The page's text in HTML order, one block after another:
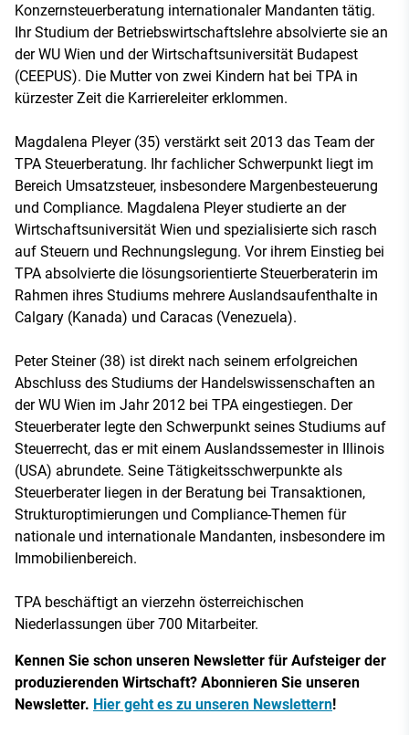
Konzernsteuerberatung internationaler Mandanten tätig.
Ihr Studium der Betriebswirtschaftslehre absolvierte sie an
der WU Wien und der Wirtschaftsuniversität Budapest
(CEEPUS). Die Mutter von zwei Kindern hat bei TPA in
kürzester Zeit die Karriereleiter erklommen.
Magdalena Pleyer (35) verstärkt seit 2013 das Team der
TPA Steuerberatung. Ihr fachlicher Schwerpunkt liegt im
Bereich Umsatzsteuer, insbesondere Margenbesteuerung
und Compliance. Magdalena Pleyer studierte an der
Wirtschaftsuniversität Wien und spezialisierte sich rasch
auf Steuern und Rechnungslegung. Vor ihrem Einstieg bei
TPA absolvierte die lösungsorientierte Steuerberaterin im
Rahmen ihres Studiums mehrere Auslandsaufenthalte in
Calgary (Kanada) und Caracas (Venezuela).
Peter Steiner (38) ist direkt nach seinem erfolgreichen
Abschluss des Studiums der Handelswissenschaften an
der WU Wien im Jahr 2012 bei TPA eingestiegen. Der
Steuerberater legte den Schwerpunkt seines Studiums auf
Steuerrecht, das er mit einem Auslandssemester in Illinois
(USA) abrundete. Seine Tätigkeitsschwerpunkte als
Steuerberater liegen in der Beratung bei Transaktionen,
Strukturoptimierungen und Compliance-Themen für
nationale und internationale Mandanten, insbesondere im
Immobilienbereich.
TPA beschäftigt an vierzehn österreichischen
Niederlassungen über 700 Mitarbeiter.
Kennen Sie schon unseren Newsletter für Aufsteiger der
produzierenden Wirtschaft? Abonnieren Sie unseren
Newsletter. Hier geht es zu unseren Newslettern!